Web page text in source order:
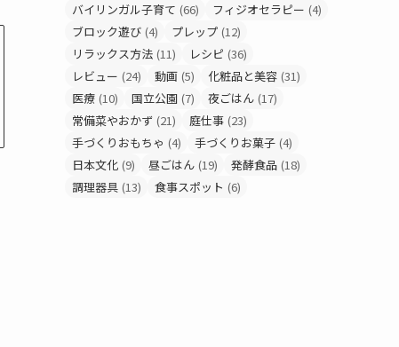
バイリンガル子育て (66) フィジオセラピー (4)
ブロック遊び (4) プレップ (12)
リラックス方法 (11) レシピ (36)
レビュー (24) 動画 (5) 化粧品と美容 (31)
医療 (10) 国立公園 (7) 夜ごはん (17)
常備菜やおかず (21) 庭仕事 (23)
手づくりおもちゃ (4) 手づくりお菓子 (4)
日本文化 (9) 昼ごはん (19) 発酵食品 (18)
調理器具 (13) 食事スポット (6)